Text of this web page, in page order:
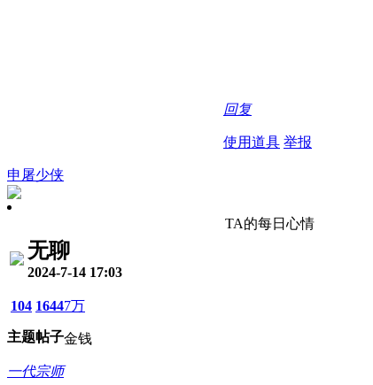
回复
使用道具 举报
申屠少侠
TA的每日心情
无聊
2024-7-14 17:03
104
主题
1644
帖子
7万
金钱
一代宗师